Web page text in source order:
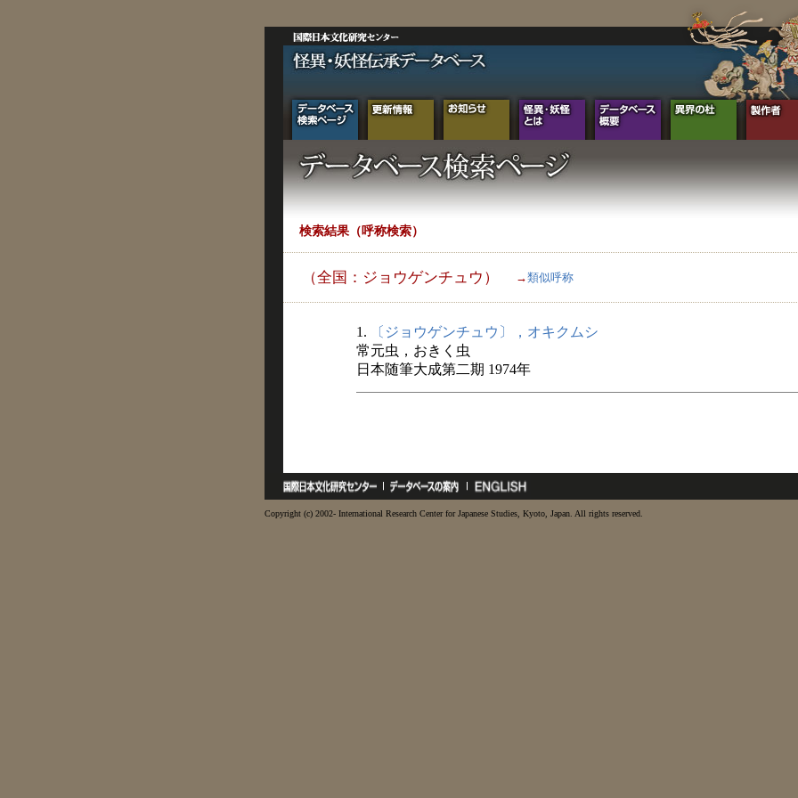
検索結果（呼称検索）
（全国：ジョウゲンチュウ） →類似呼称
1.
〔ジョウゲンチュウ〕，オキクムシ
常元虫，おきく虫
日本随筆大成第二期 1974年
Copyright (c) 2002- International Research Center for Japanese Studies, Kyoto, Japan. All rights reserved.